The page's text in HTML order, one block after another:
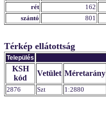
rét
162
szántó
801
Térkép ellátottság
Település
KSH
kód
Vetület Méretarány
2876 Szt 1:2880